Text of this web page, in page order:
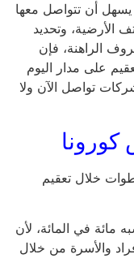
أن تتواصل معها
الأرضية، وتحديد
الراهنة، فإن
على مدار اليوم
تواصل الآن ولا
خلال تعقيم
مائة في المائة، لأن
والأسرة من خلال